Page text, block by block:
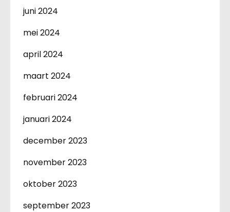
juni 2024
mei 2024
april 2024
maart 2024
februari 2024
januari 2024
december 2023
november 2023
oktober 2023
september 2023